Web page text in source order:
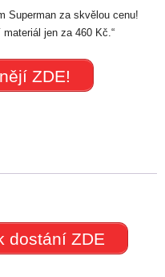
Superman za skvělou cenu!
jen za 460 Kč.“
ZDE!
dostání ZDE